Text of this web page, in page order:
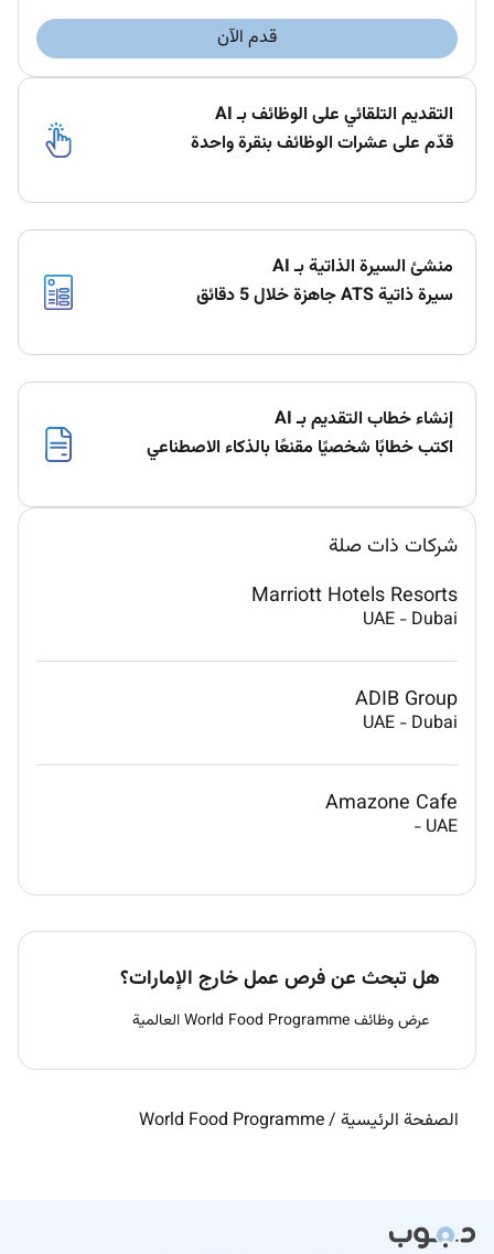
قدم الآن
التقديم التلقائي على الوظائف بـ AI
قدّم على عشرات الوظائف بنقرة واحدة
منشئ السيرة الذاتية بـ AI
سيرة ذاتية ATS جاهزة خلال 5 دقائق
إنشاء خطاب التقديم بـ AI
اكتب خطابًا شخصيًا مقنعًا بالذكاء الاصطناعي
شركات ذات صلة
Marriott Hotels Resorts
UAE - Dubai
ADIB Group
UAE - Dubai
Amazone Cafe
UAE
-
هل تبحث عن فرص عمل خارج الإمارات؟
عرض وظائف World Food Programme العالمية
الصفحة الرئيسية /
World Food Programme